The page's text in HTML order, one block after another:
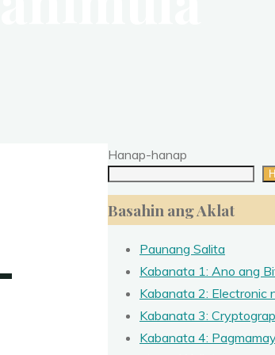
Hanap-hanap
Basahin ang Aklat
Paunang Salita
Kabanata 1: Ano ang
Kabanata 2: Electronic
Kabanata 3:
Kabanata 4: